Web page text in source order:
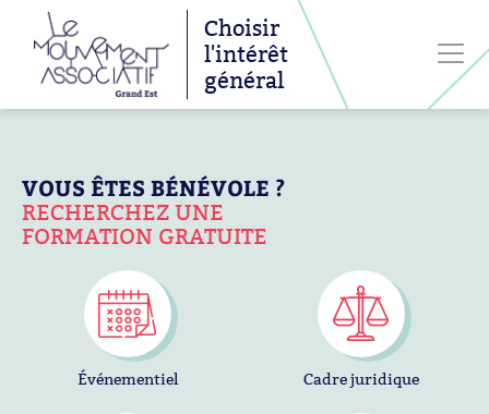
Choisir
l'intérêt
général
VOUS ÊTES BÉNÉVOLE ?
RECHERCHEZ UNE
FORMATION GRATUITE
Événementiel Cadre juridique